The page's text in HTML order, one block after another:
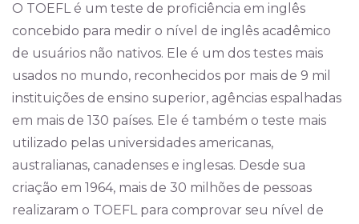
O TOEFL é um teste de proficiência em inglês
concebido para medir o nível de inglês acadêmico
de usuários não nativos. Ele é um dos testes mais
usados no mundo, reconhecidos por mais de 9 mil
instituições de ensino superior, agências espalhadas
em mais de 130 países. Ele é também o teste mais
utilizado pelas universidades americanas,
australianas, canadenses e inglesas. Desde sua
criação em 1964, mais de 30 milhões de pessoas
realizaram o TOEFL para comprovar seu nível de